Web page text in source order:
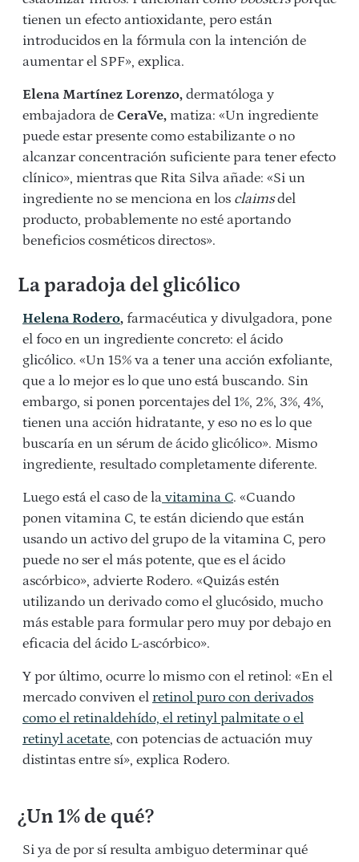
tienen un efecto antioxidante, pero están
introducidos en la fórmula con la intención de
aumentar el SPF», explica.
Elena Martínez Lorenzo, dermatóloga y
embajadora de CeraVe, matiza: «Un ingrediente
puede estar presente como estabilizante o no
alcanzar concentración suficiente para tener efecto
clínico», mientras que Rita Silva añade: «Si un
ingrediente no se menciona en los claimsdel
producto, probablemente no esté aportando
beneficios cosméticos directos».
La paradoja del glicólico
Helena Rodero, farmacéutica y divulgadora, pone
el foco en un ingrediente concreto: el ácido
glicólico. «Un 15% va a tener una acción exfoliante,
que a lo mejor es lo que uno está buscando. Sin
embargo, si ponen porcentajes del 1%, 2%, 3%, 4%,
tienen una acción hidratante, y eso no es lo que
buscaría en un sérum de ácido glicólico». Mismo
ingrediente, resultado completamente diferente.
Luego está el caso de la vitamina C. «Cuando
ponen vitamina C, te están diciendo que están
usando un activo del grupo de la vitamina C, pero
puede no ser el más potente, que es el ácido
ascórbico», advierte Rodero. «Quizás estén
utilizando un derivado como el glucósido, mucho
más estable para formular pero muy por debajo en
eficacia del ácido L-ascórbico».
Y por último, ocurre lo mismo con el retinol: «En el
mercado conviven el retinol puro con derivados
como el retinaldehído, el retinyl palmitate o el
retinyl acetate, con potencias de actuación muy
distintas entre sí», explica Rodero.
¿Un 1% de qué?
Si ya de por sí resulta ambiguo determinar qué